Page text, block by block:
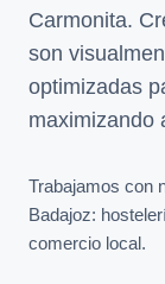
Carmonita.
son
optimizadas
maximizando
Trabajamos con
Badajoz:
comercio local.